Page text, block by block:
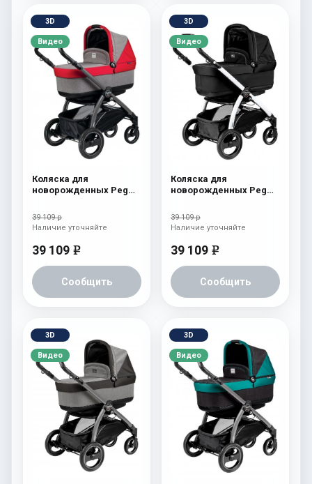
3D
Видео
Коляска для
новорожденных Peg
(шасси Jet) Tulip
39 109 р
39 109 e
Сообщить
Наличие уточняйте
3D
Видео
Коляска для
новорожденных Peg
(шасси Jet) Onyx
39 109 р
39 109 e
Сообщить
Наличие уточняйте
3D
Видео
3D
Видео